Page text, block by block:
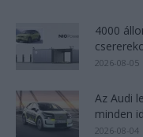
4000
2026-08-05
Az Audi
minden
2026-08-04